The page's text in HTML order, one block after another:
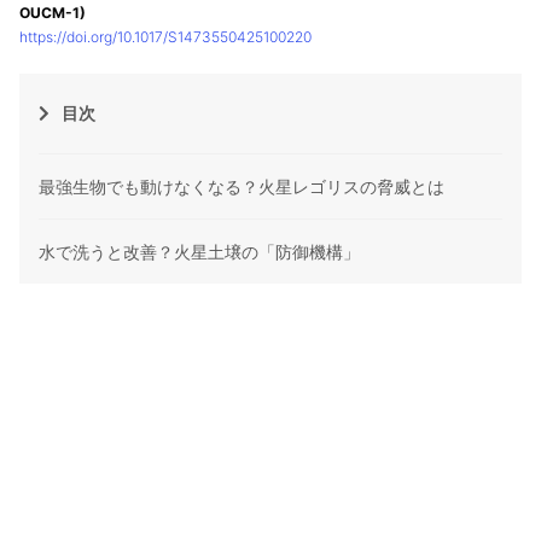
OUCM-1)
https://doi.org/10.1017/S1473550425100220
目次
最強生物でも動けなくなる？火星レゴリスの脅威とは
水で洗うと改善？火星土壌の「防御機構」